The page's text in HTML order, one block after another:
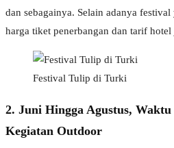
dan sebagainya. Selain adanya
harga tiket penerbangan dan tarif
Festival Tulip di Turki
2. Juni Hingga Agustus,
Kegiatan Outdoor